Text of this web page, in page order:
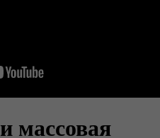
массовая